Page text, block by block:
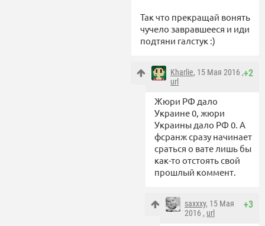
Так что прекращай вонять
чучело завравшееся и иди
подтяни галстук :)
+2
Kharlie, 15 Мая 2016 ,
url
Жюри РФ дало
Украине 0, жюри
Украины дало РФ 0. А
фсранж сразу начинает
сраться о вате лишь бы
как-то отстоять свой
прошлый коммент.
+3
saxxxy, 15 Мая
2016 , url